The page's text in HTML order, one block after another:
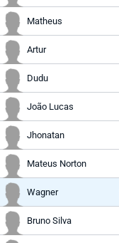
Matheus
Artur
Dudu
João Lucas
Jhonatan
Mateus Norton
Wagner
Bruno Silva